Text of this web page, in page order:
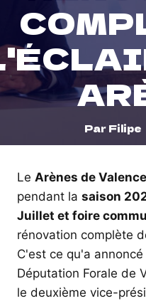
Par Filipe
Le Arènes de Valence
pendant la saison
Juillet et foire
rénovation complète
C'est ce qu'a
Députation Forale de
le deuxième vice-